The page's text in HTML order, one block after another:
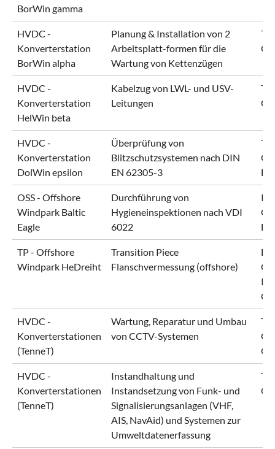
BorWin gamma
HVDC -
Konverterstation
BorWin alpha
Planung & Installation von 2
Arbeitsplatt-formen für die
Wartung von Kettenzügen
HVDC -
Konverterstation
HelWin beta
Kabelzug von LWL- und USV-
Leitungen
HVDC -
Konverterstation
DolWin epsilon
Überprüfung von
Blitzschutzsystemen nach DIN
EN 62305-3
OSS - Offshore
Windpark Baltic
Eagle
Durchführung von
Hygieneinspektionen nach VDI
6022
TP - Offshore
Windpark HeDreiht
Transition Piece
Flanschvermessung (offshore)
HVDC -
Konverterstationen
(TenneT)
Wartung, Reparatur und Umbau
von CCTV-Systemen
HVDC -
Konverterstationen
(TenneT)
Instandhaltung und
Instandsetzung von Funk- und
Signalisierungsanlagen (VHF,
AIS, NavAid) und Systemen zur
Umweltdatenerfassung